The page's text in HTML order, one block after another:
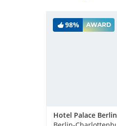
98% AWARD
Hotel Palace Berlin